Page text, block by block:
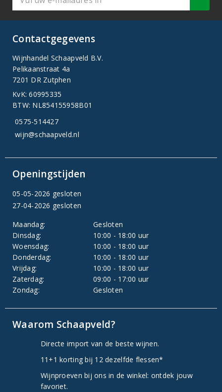
Contactgegevens
Wijnhandel Schaapveld B.V.
Pelikaanstraat 4a
7201 DR Zutphen
KvK: 60995335
BTW: NL854155958B01
0575-514427
wijn@schaapveld.nl
Openingstijden
05-05-2026 gesloten
27-04-2026 gesloten
Maandag:
Gesloten
Dinsdag:
10:00 - 18:00 uur
Woensdag:
10:00 - 18:00 uur
Donderdag:
10:00 - 18:00 uur
Vrijdag:
10:00 - 18:00 uur
Zaterdag:
09:00 - 17:00 uur
Zondag:
Gesloten
Waarom Schaapveld?
Directe import van de beste wijnen.
11+1 korting bij 12 dezelfde flessen*
Wijnproeven bij ons in de winkel: ontdek jouw
favoriet.